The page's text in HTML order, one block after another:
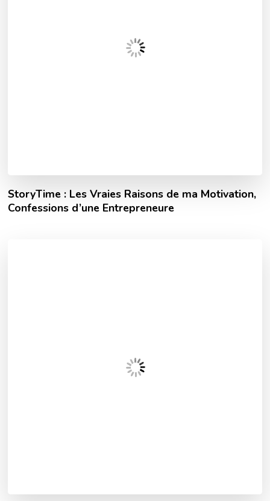
StoryTime : Les Vraies Raisons de ma Motivation,
Confessions d’une Entrepreneure